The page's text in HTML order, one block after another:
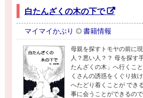
白たんざくの木の下で
マイマイかぶり 書籍情報
母親を探すトモヤの前に
人？悪い人？？ 母を探す
たんざくの木」へ行くこ
くさんの誘惑をくぐり抜
へたどり着くことが でき
事に会うことができるの